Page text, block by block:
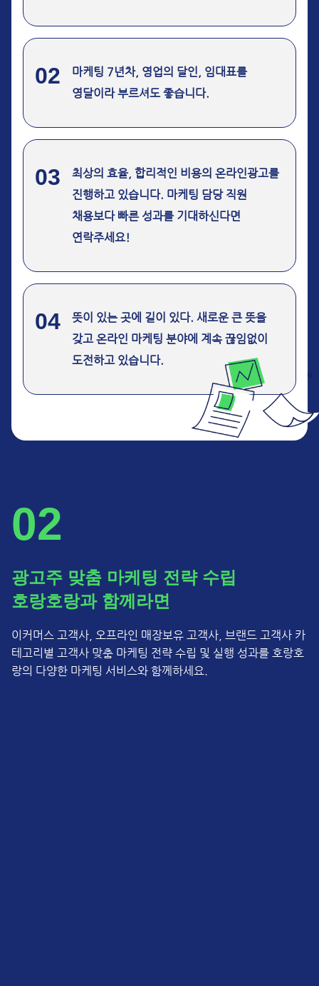
02
마케팅 7년차, 영업의 달인, 임대표를
영달이라 부르셔도 좋습니다.
03
최상의 효율, 합리적인 비용의 온라인광고를
진행하고 있습니다. 마케팅 담당 직원
채용보다 빠른 성과를 기대하신다면
연락주세요!
04
뜻이 있는 곳에 길이 있다. 새로운 큰 뜻을
갖고 온라인 마케팅 분야에 계속 끊임없이
도전하고 있습니다.
02
광고주 맞춤 마케팅 전략 수립
호랑호랑과 함께라면
이커머스 고객사, 오프라인 매장보유 고객사, 브랜드 고객사 카
테고리별 고객사 맞춤 마케팅 전략 수립 및 실행 성과를 호랑호
랑의 다양한 마케팅 서비스와 함께하세요.